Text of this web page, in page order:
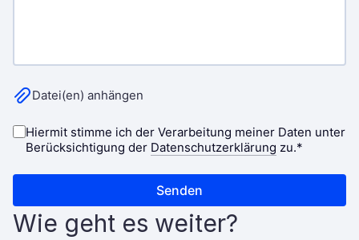
Wie geht es weiter?